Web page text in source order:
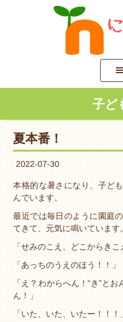
子ど
夏本番！
2022-07-30
本格的な暑さになり、子ど
んでいます。
最近では毎日のように園庭
てきて、元気に鳴いています
「せみのこえ、どこからきこ
「あっちのうえのほう！！」
「え？わからへん！“き”と
ん！」
「いた、いた、いたー！！！